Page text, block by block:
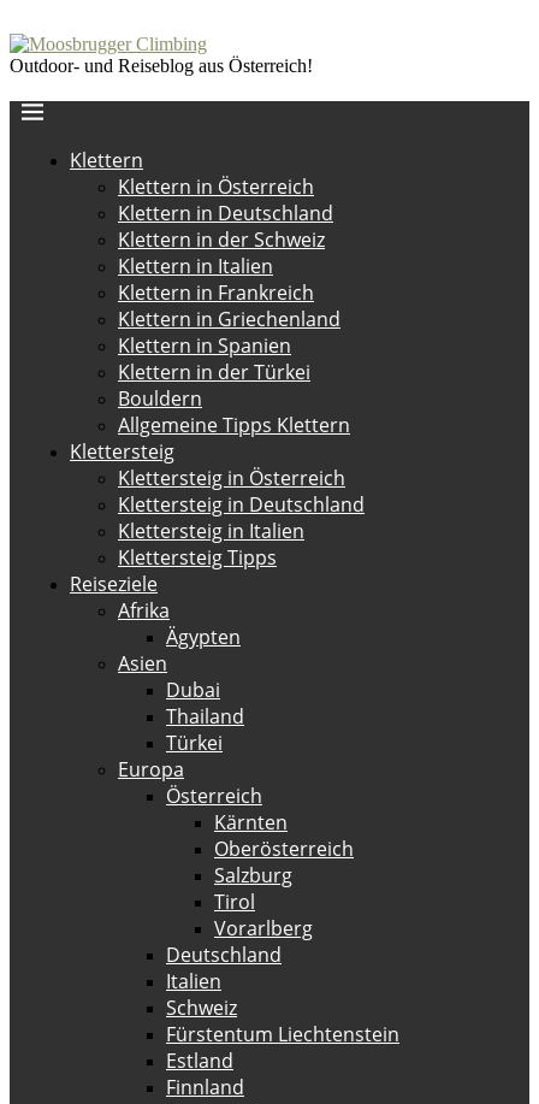
Outdoor- und Reiseblog aus Österreich!
Klettern
Klettern in Österreich
Klettern in Deutschland
Klettern in der Schweiz
Klettern in Italien
Klettern in Frankreich
Klettern in Griechenland
Klettern in Spanien
Klettern in der Türkei
Bouldern
Allgemeine Tipps Klettern
Klettersteig
Klettersteig in Österreich
Klettersteig in Deutschland
Klettersteig in Italien
Klettersteig Tipps
Reiseziele
Afrika
Ägypten
Asien
Dubai
Thailand
Türkei
Europa
Österreich
Kärnten
Oberösterreich
Salzburg
Tirol
Vorarlberg
Deutschland
Italien
Schweiz
Fürstentum Liechtenstein
Estland
Finnland